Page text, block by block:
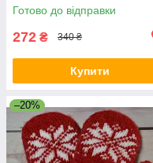
Готово до відправки
272 ₴ 340 ₴
Купити
–20%